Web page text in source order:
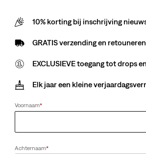
10% korting bij inschrijving
GRATIS verzending en retouneren
EXCLUSIEVE toegang tot drops
Elk jaar een kleine
Voornaam*
Achternaam*